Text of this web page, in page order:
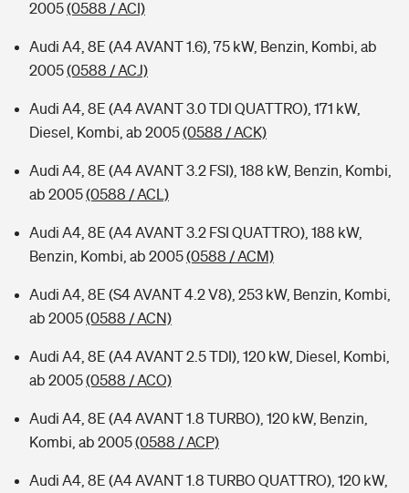
2005(0588 / ACI)
Audi A4, 8E (A4 AVANT 1.6), 75 kW, Benzin, Kombi, ab
2005(0588 / ACJ)
Audi A4, 8E (A4 AVANT 3.0 TDI QUATTRO), 171 kW,
Diesel, Kombi, ab 2005(0588 / ACK)
Audi A4, 8E (A4 AVANT 3.2 FSI), 188 kW, Benzin, Kombi,
ab 2005(0588 / ACL)
Audi A4, 8E (A4 AVANT 3.2 FSI QUATTRO), 188 kW,
Benzin, Kombi, ab 2005(0588 / ACM)
Audi A4, 8E (S4 AVANT 4.2 V8), 253 kW, Benzin, Kombi,
ab 2005(0588 / ACN)
Audi A4, 8E (A4 AVANT 2.5 TDI), 120 kW, Diesel, Kombi,
ab 2005(0588 / ACO)
Audi A4, 8E (A4 AVANT 1.8 TURBO), 120 kW, Benzin,
Kombi, ab 2005(0588 / ACP)
Audi A4, 8E (A4 AVANT 1.8 TURBO QUATTRO), 120 kW,